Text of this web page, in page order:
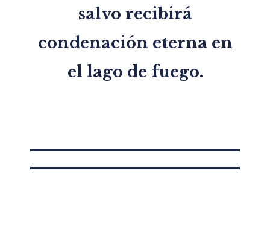
salvo recibirá
condenación eterna en
el lago de fuego.